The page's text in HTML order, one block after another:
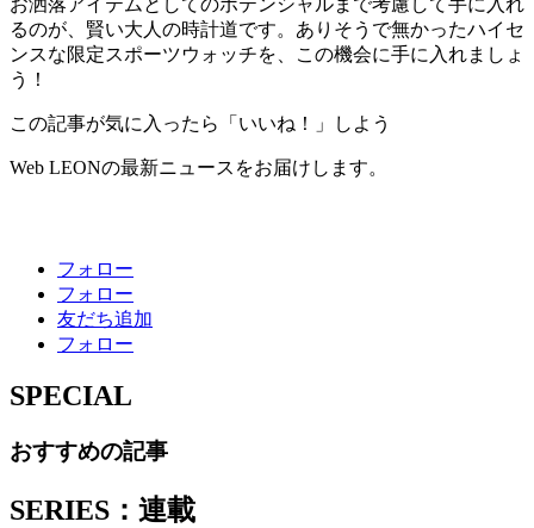
るのが、賢い大人の時計道です。ありそうで無かったハイセ
ンスな限定スポーツウォッチを、この機会に手に入れましょ
う！
この記事が気に入ったら「いいね！」しよう
Web LEONの最新ニュースをお届けします。
フォロー
フォロー
友だち追加
フォロー
SPECIAL
おすすめの記事
SERIES：連載